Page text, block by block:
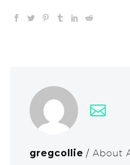
gregcollie/ About